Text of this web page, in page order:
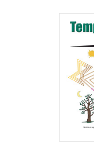
Coup de coeur |